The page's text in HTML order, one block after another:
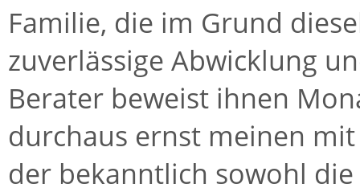
Familie, die im Grund
zuverlässige Abwicklung
Berater beweist ihnen
durchaus ernst meinen
der bekanntlich sowohl